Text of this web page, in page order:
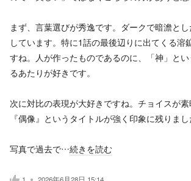
まず、言葉選びが秀逸です。ダークで暗澹と
しています。特に1話の最後辺りに出てくる溶
すね。人が作ったものであるのに、「神」とい
るあたりが好きです。
次に対比の表現が大好きですね。チョイスが
『偶像』というタイトルが強く印象に残りまし
写真で過去で…続きを読む